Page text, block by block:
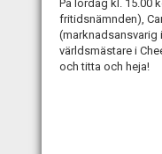
På lördag kl. 15.00
fritidsnämnden),
(marknadsansvarig
världsmästare i
och titta och heja!